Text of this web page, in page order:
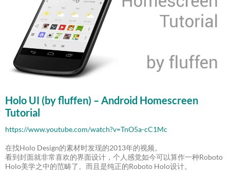
Holo UI (by fluffen) – Android Homescreen
Tutorial
https://www.youtube.com/watch?v=TnO5a-cC1Mc
在找Holo Design的素材时发现的2013年的视频。
看到封面就非常喜欢的界面设计，个人感觉如今可以算作一种Roboto
Holo美学之中的范畴了。而且是纯正的Roboto Holo设计。